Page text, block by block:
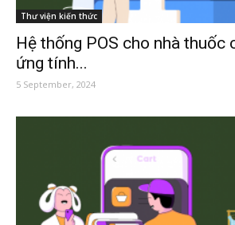
Thư viện kiến thức
Hệ thống POS cho nhà thuốc
ứng tính...
5 September, 2024